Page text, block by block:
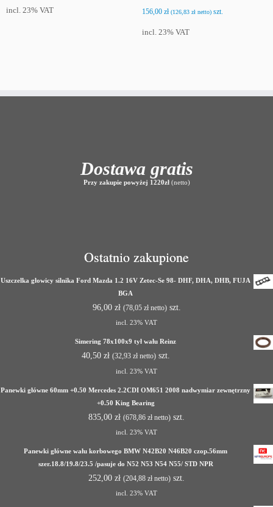
incl. 23% VAT 156,00 zł (126,83 złnetto)szt.
incl. 23% VAT
Dostawa gratis
Przy zakupie powyżej 1220zł(netto)
Ostatnio zakupione
Uszczelka głowicy silnika Ford Mazda 1.2 16V Zetec-Se 98- DHF, DHA, DHB, FUJA
BGA
96,00 zł (78,05 złnetto)szt.
incl. 23% VAT
Simering 78x100x9 tył wału Reinz
40,50 zł (32,93 złnetto)szt.
incl. 23% VAT
Panewki główne 60mm +0.50 Mercedes 2.2CDI OM651 2008 nadwymiar zewnętrzny
+0.50 King Bearing
835,00 zł (678,86 zł netto) szt.
incl. 23% VAT
Panewki główne wału korbowego BMW N42B20 N46B20 czop.56mm
szer.18.8/19.8/23.5 /pasuje do N52 N53 N54 N55/ STD NPR
252,00 zł (204,88 zł netto) szt.
incl. 23% VAT